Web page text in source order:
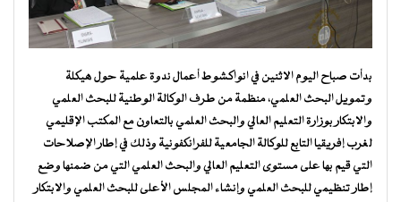
بدأت صباح اليوم الاثنين في انواكشوط أعمال ندوة علمية حول هيكلة
وتمويل البحث العلمي، منظمة من طرف الوكالة الوطنية للبحث العلمي
والابتكار بوزارة التعليم العالي والبحث العلمي بالتعاون مع المكتب الإقليمي
لغرب إفريقيا التابع للوكالة الجامعية للفرانكفونية وذلك في إطار الإصلاحات
التي قيم بها على مستوى التعليم العالي والبحث العلمي التي من ضمنها وضع
إطار تنظيمي للبحث العلمي وإنشاء المجلس الأعلى للبحث العلمي والابتكار